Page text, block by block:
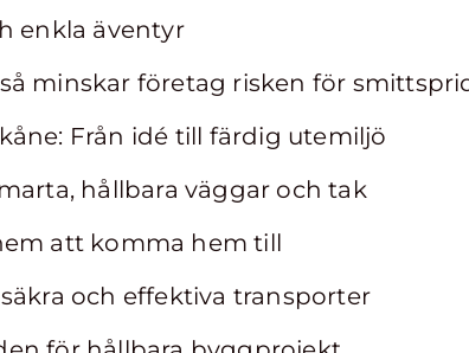
enkla äventyr
minskar företag risken för
Från idé till färdig utemiljö
hållbara väggar och tak
att komma hem till
och effektiva transporter